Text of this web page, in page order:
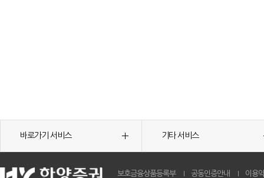
바로가기 서비스 기타 서비스
보호금융상품등록부 공동인증안내 이용